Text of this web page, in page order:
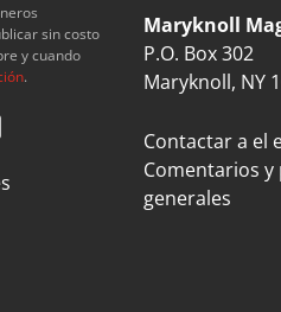
sin costo
y cuando
.
Maryknoll
P.O. Box 302
Maryknoll, NY
Contactar a el
Comentarios
generales